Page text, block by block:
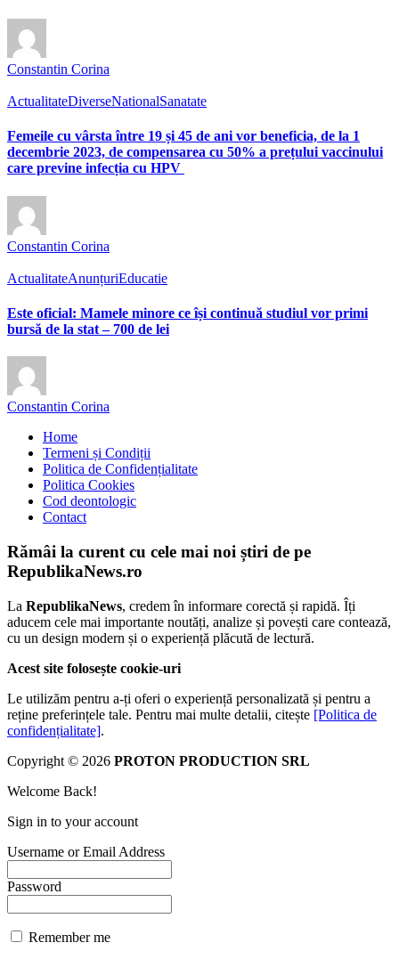
Constantin Corina
ActualitateDiverseNationalSanatate
Femeile cu vârsta între 19 și 45 de ani vor beneficia, de la 1
decembrie 2023, de compensarea cu 50% a prețului vaccinului
care previne infecția cu HPV
Constantin Corina
ActualitateAnunțuriEducatie
Este oficial: Mamele minore ce își continuă studiul vor primi
bursă de la stat – 700 de lei
Constantin Corina
Home
Termeni și Condiții
Politica de Confidențialitate
Politica Cookies
Cod deontologic
Contact
Rămâi la curent cu cele mai noi știri de pe
RepublikaNews.ro
La RepublikaNews, credem în informare corectă și rapidă. Îți
aducem cele mai importante noutăți, analize și povești care contează,
cu un design modern și o experiență plăcută de lectură.
Acest site folosește cookie-uri
Le utilizăm pentru a-ți oferi o experiență personalizată și pentru a
reține preferințele tale. Pentru mai multe detalii, citește [Politica de
confidențialitate].
Copyright © 2026 PROTON PRODUCTION SRL
Welcome Back!
Sign in to your account
Username or Email Address
Password
Remember me